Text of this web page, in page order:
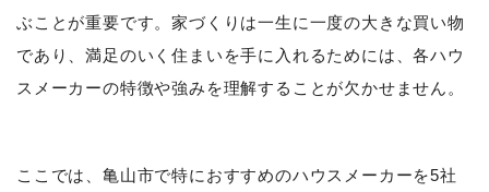
ぶことが重要です。家づくりは一生に一度の大きな買い物
であり、満足のいく住まいを手に入れるためには、各ハウ
スメーカーの特徴や強みを理解することが欠かせません。
ここでは、亀山市で特におすすめのハウスメーカーを5社